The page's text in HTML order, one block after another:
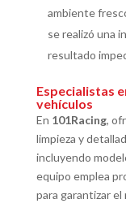
ambiente
se realizó una
resultado
Especialistas
vehículos
En 101Racing,
limpieza y
incluyendo
equipo emplea
para garantizar